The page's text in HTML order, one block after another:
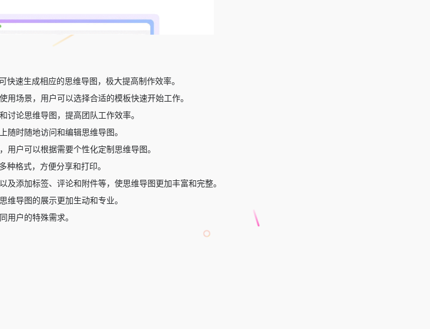
快速生成相应的思维导图，极大提高制作效率。
用场景，用户可以选择合适的模板快速开始工作。
讨论思维导图，提高团队工作效率。
随时随地访问和编辑思维导图。
用户可以根据需要个性化定制思维导图。
种格式，方便分享和打印。
及添加标签、评论和附件等，使思维导图更加丰富和完整。
维导图的展示更加生动和专业。
用户的特殊需求。